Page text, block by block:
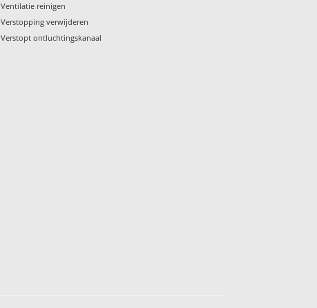
Ventilatie reinigen
Verstopping verwijderen
Verstopt ontluchtingskanaal